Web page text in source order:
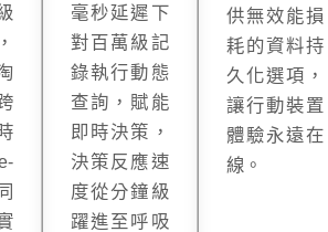
毫秒延遲下
對百萬級記
錄執行動態
查詢，賦能
即時決策，
決策反應速
度從分鐘級
躍進至呼吸
供無效能損
耗的資料持
久化選項，
讓行動裝置
體驗永遠在
線。